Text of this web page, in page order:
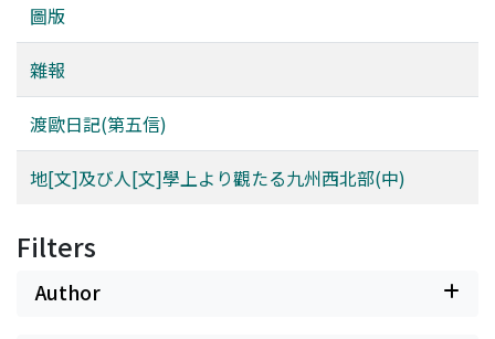
圖版
雜報
渡歐日記(第五信)
地[文]及び人[文]學上より觀たる九州西北部(中)
Filters
Author